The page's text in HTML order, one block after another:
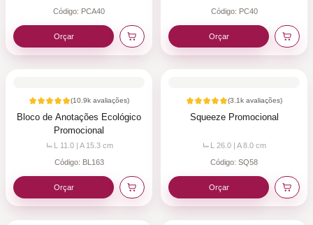
Código: PCA40
Orçar
Código: PC40
Orçar
(10.9k avaliações)
Bloco de Anotações Ecológico
Promocional
L 11.0 | A 15.3cm
Código: BL163
Orçar
(3.1k avaliações)
Squeeze Promocional
L 26.0 | A 8.0 cm
Código: SQ58
Orçar